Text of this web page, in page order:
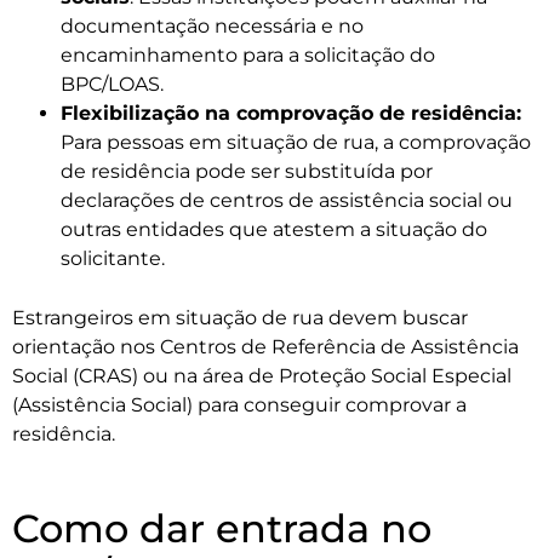
documentação necessária e no
encaminhamento para a solicitação do
BPC/LOAS.
Flexibilização na comprovação de residência:
Para pessoas em situação de rua, a comprovação
de residência pode ser substituída por
declarações de centros de assistência social ou
outras entidades que atestem a situação do
solicitante.
Estrangeiros em situação de rua devem buscar
orientação nos Centros de Referência de Assistência
Social (CRAS) ou na área de Proteção Social Especial
(Assistência Social) para conseguir comprovar a
residência.
Como dar entrada no